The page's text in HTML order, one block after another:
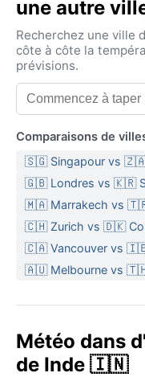
une autre
Recherchez une ville
côte à côte la
prévisions.
Comparaisons de
🇸🇬 Singapour vs 🇿🇦
🇬🇧 Londres vs 🇰🇷
🇲🇦 Marrakech vs
🇨🇭 Zurich vs 🇩🇰
🇨🇦 Vancouver vs
🇦🇺 Melbourne vs
Météo dans
de Inde 🇮🇳